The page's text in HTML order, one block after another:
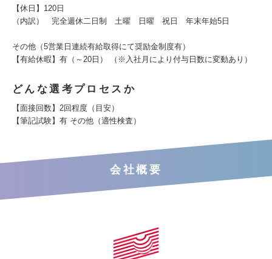
【休日】120日
（内訳） 完全週休二日制 土曜 日曜 祝日 年末年始5日
その他（5営業日連続有給取得にて奨励金制度有）
【有給休暇】有（～20日） （※入社月により付与日数に変動あり）
どんな選考プロセスか
【面接回数】2回程度（目安）
【筆記試験】有 その他（適性検査）
会社概要